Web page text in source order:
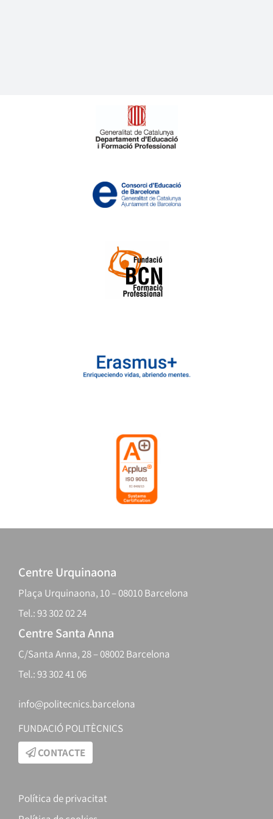
Centre Urquinaona
Plaça Urquinaona, 10 – 08010 Barcelona
Tel.: 93 302 02 24
Centre Santa Anna
C/Santa Anna, 28 – 08002 Barcelona
Tel.: 93 302 41 06
info@politecnics.barcelona
FUNDACIÓ POLITÈCNICS
CONTACTE
Política de privacitat